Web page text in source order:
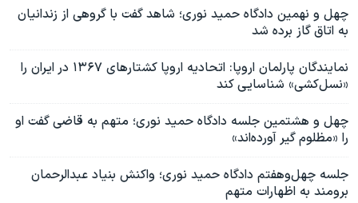
چهل و نهمین دادگاه حمید نوری؛ شاهد گفت با گروهی از زندانیان
به اتاق گاز برده شد
نمایندگان پارلمان اروپا: اتحادیه اروپا کشتارهای ۱۳۶۷ در ایران را
«نسل‌کشی» شناسایی کند
چهل و هشتمین جلسه دادگاه حمید نوری؛ متهم به قاضی گفت او
را «مظلوم گیر آورده‌اند»
جلسه چهل‌و‌هفتم دادگاه حمید نوری؛ واکنش بنیاد عبدالرحمان
برومند به اظهارات متهم